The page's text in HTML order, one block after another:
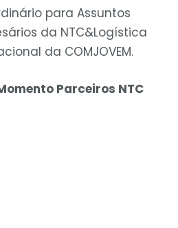
para Assuntos
da NTC&Logística
da COMJOVEM.
Parceiros NTC